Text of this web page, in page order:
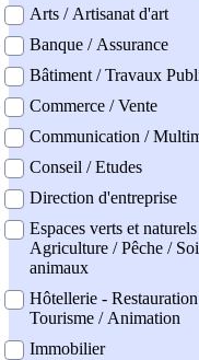
Arts / Artisanat d'art
Banque / Assurance
Bâtiment / Travaux
Commerce / Vente
Communication /
Conseil / Etudes
Direction d'entreprise
Espaces verts et
Agriculture / Pêche /
animaux
Hôtellerie -
Tourisme / Animation
Immobilier